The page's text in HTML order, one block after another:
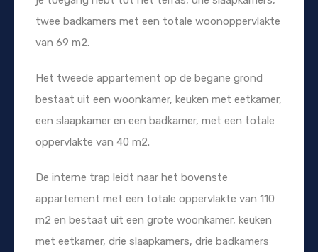
twee badkamers met een totale woonoppervlakte
van 69 m2.
Het tweede appartement op de begane grond
bestaat uit een woonkamer, keuken met eetkamer,
een slaapkamer en een badkamer, met een totale
oppervlakte van 40 m2.
De interne trap leidt naar het bovenste
appartement met een totale oppervlakte van 110
m2 en bestaat uit een grote woonkamer, keuken
met eetkamer, drie slaapkamers, drie badkamers